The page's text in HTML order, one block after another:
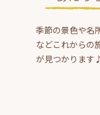
季節の景色や名
などこれからの
が見つかります♪